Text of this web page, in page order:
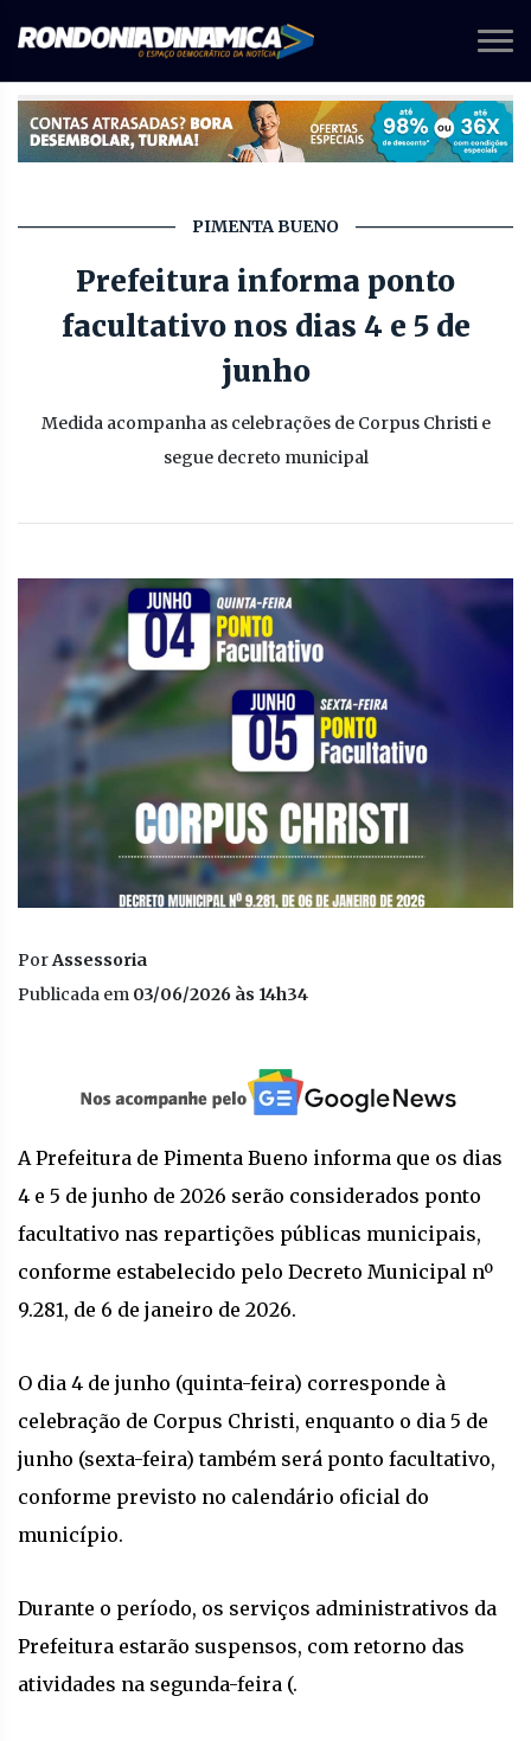
PIMENTA BUENO
Prefeitura informa ponto
facultativo nos dias 4 e 5 de
junho
Medida acompanha as celebrações de Corpus Christi e
segue decreto municipal
PorAssessoria
Publicada em 03/06/2026 às 14h34
A Prefeitura de Pimenta Bueno informa que os dias
4 e 5 de junho de 2026 serão considerados ponto
facultativo nas repartições públicas municipais,
conforme estabelecido pelo Decreto Municipal nº
9.281, de 6 de janeiro de 2026.
O dia 4 de junho (quinta-feira) corresponde à
celebração de Corpus Christi, enquanto o dia 5 de
junho (sexta-feira) também será ponto facultativo,
conforme previsto no calendário oficial do
município.
Durante o período, os serviços administrativos da
Prefeitura estarão suspensos, com retorno das
atividades na segunda-feira (.